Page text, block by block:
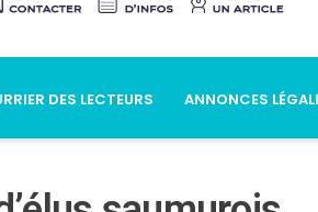
DES LECTEURS ANNONCES